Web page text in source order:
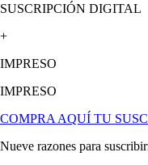
SUSCRIPCIÓN DIGITAL
+
IMPRESO
IMPRESO
COMPRA AQUÍ TU
Nueve razones para